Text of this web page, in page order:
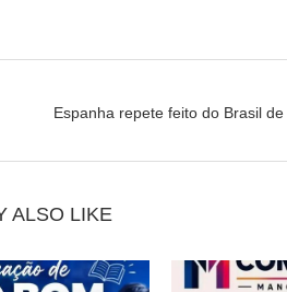
Espanha repete feito do Brasil
ALSO LIKE